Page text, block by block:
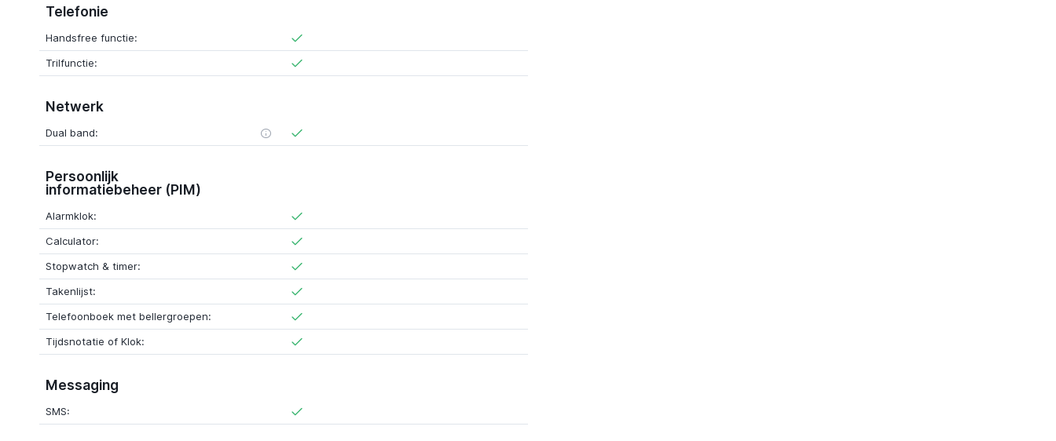
Telefonie
Handsfree functie:
Trilfunctie:
Netwerk
Dual band:
Persoonlijk
informatiebeheer (PIM)
Alarmklok:
Calculator:
Stopwatch & timer:
Takenlijst:
Telefoonboek met bellergroepen:
Tijdsnotatie of Klok:
Messaging
SMS: